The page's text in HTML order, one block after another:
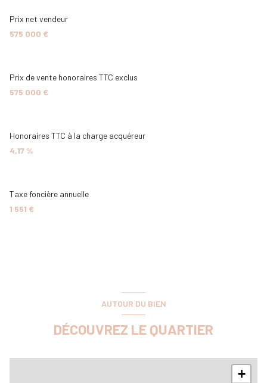
2 côté(s) mitoyen(s)
Prix net vendeur
575 000 €
Prix de vente honoraires TTC exclus
575 000 €
Honoraires TTC à la charge acquéreur
4,17 %
Taxe foncière annuelle
1 551 €
AUTOUR DU BIEN
DÉCOUVREZ LE QUARTIER
+